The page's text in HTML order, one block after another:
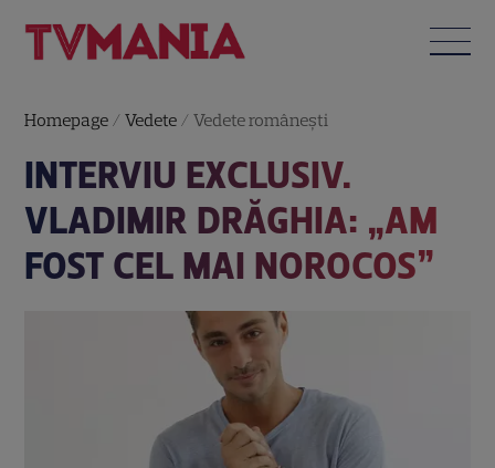
Homepage /Vedete /Vedete româneşti
INTERVIU EXCLUSIV.
VLADIMIR DRĂGHIA: „AM
FOST CEL MAI NOROCOS”